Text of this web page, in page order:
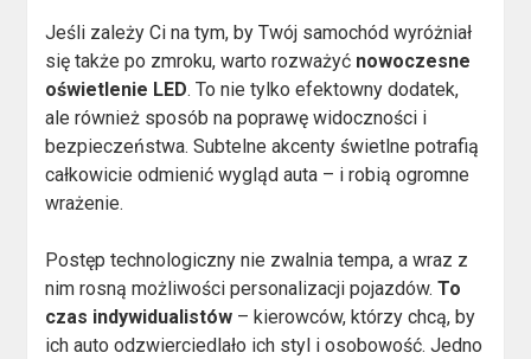
Jeśli zależy Ci na tym, by Twój samochód wyróżniał
się także po zmroku, warto rozważyć nowoczesne
oświetlenie LED. To nie tylko efektowny dodatek,
ale również sposób na poprawę widoczności i
bezpieczeństwa. Subtelne akcenty świetlne potrafią
całkowicie odmienić wygląd auta – i robią ogromne
wrażenie.
Postęp technologiczny nie zwalnia tempa, a wraz z
nim rosną możliwości personalizacji pojazdów.To
czas indywidualistów – kierowców, którzy chcą, by
ich auto odzwierciedlało ich styl i osobowość. Jedno